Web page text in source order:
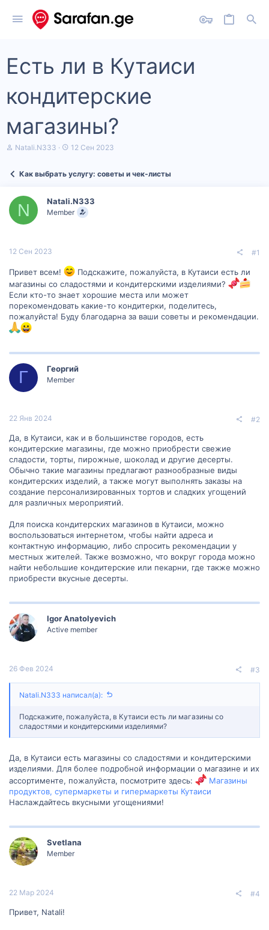
Есть ли в Кутаиси
кондитерские
магазины?
А
т
м
ы
Natali.N333
Д
а
ч
а
12 Сен 2023
Как выбрать услугу: советы и чек‑листы
N Natali.N333
Member
12 Сен 2023 #1
Привет всем!
Подскажите, пожалуйста, в Кутаиси есть ли
магазины со сладостями и кондитерскими изделиями?
Если кто-то знает хорошие места или может
порекомендовать какие-то кондитерки, поделитесь,
пожалуйста! Буду благодарна за ваши советы и рекомендации.
Г Георгий
Member
22 Янв 2024 #2
Да, в Кутаиси, как и в большинстве городов, есть
кондитерские магазины, где можно приобрести свежие
сладости, торты, пирожные, шоколад и другие десерты.
Обычно такие магазины предлагают разнообразные виды
кондитерских изделий, а также могут выполнять заказы на
создание персонализированных тортов и сладких угощений
для различных мероприятий.
Для поиска кондитерских магазинов в Кутаиси, можно
воспользоваться интернетом, чтобы найти адреса и
контактную информацию, либо спросить рекомендации у
местных жителей. Также возможно, что вокруг города можно
найти небольшие кондитерские или пекарни, где также можно
приобрести вкусные десерты.
Igor Anatolyevich
Active member
26 Фев 2024 #3
Natali.N333 написал(а):
Подскажите, пожалуйста, в Кутаиси есть ли магазины со
сладостями и кондитерскими изделиями?
Да, в Кутаиси есть магазины со сладостями и кондитерскими
изделиями. Для более подробной информации о магазине и их
ассортименте, пожалуйста, посмотрите здесь:
Магазины
продуктов, супермаркеты и гипермаркеты Кутаиси
Наслаждайтесь вкусными угощениями!
Svetlana
Member
22 Мар 2024 #4
Привет, Natali!